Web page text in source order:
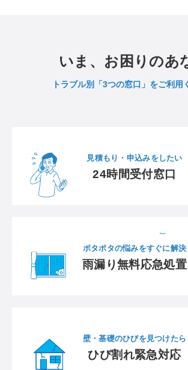
いま、お困りのあ
トラブル別「3つの窓口」をご利用
見積もり・申込みをしたい
24時間受付窓口
ポタポタの悩みをすぐに解決
雨漏り無料応急処置
壁・基礎のひびを見つけたら
ひび割れ緊急対応